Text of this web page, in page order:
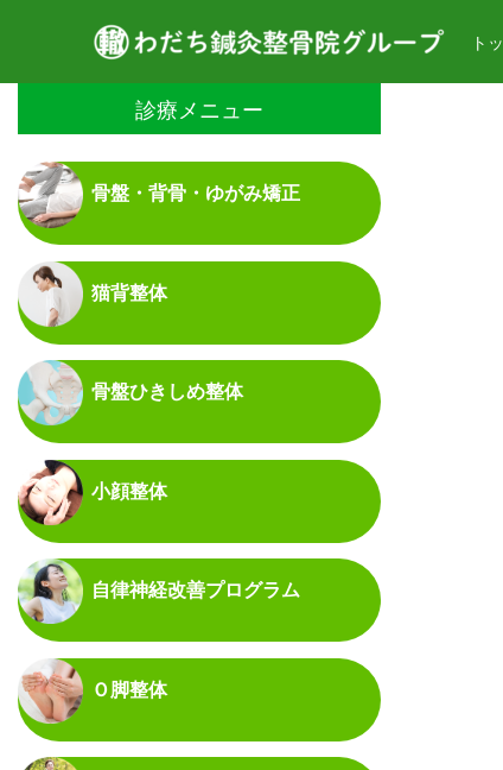
ト
診療メニュー
骨盤・背骨・ゆがみ矯正
猫背整体
骨盤ひきしめ整体
小顔整体
自律神経改善プログラム
Ｏ脚整体